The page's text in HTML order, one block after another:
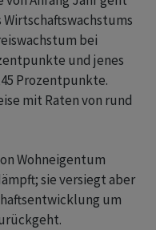
Wirtschaftswachstums
bei
und jenes
Prozentpunkte.
mit Raten von rund
Wohneigentum
sie versiegt aber
um